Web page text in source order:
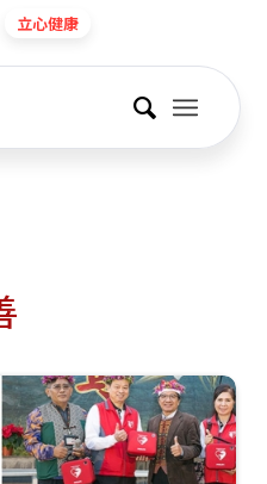
立心健康